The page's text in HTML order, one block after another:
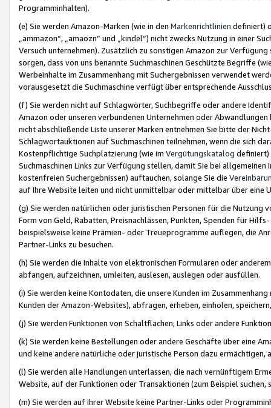
Programminhalten).
(e) Sie werden Amazon-Marken (wie in den Markenrichtlinien definiert)
„ammazon“, „amaozn“ und „kindel“) nicht zwecks Nutzung in einer
Versuch unternehmen). Zusätzlich zu sonstigen Amazon zur
sorgen, dass von uns benannte Suchmaschinen Geschützte Begriffe
Werbeinhalte im Zusammenhang mit Suchergebnissen verwendet
vorausgesetzt die Suchmaschine verfügt über entsprechende
(f) Sie werden nicht auf Schlagwörter, Suchbegriffe oder andere
Amazon oder unseren verbundenen Unternehmen oder
nicht abschließende Liste unserer Marken entnehmen Sie bitte der
Schlagwortauktionen auf Suchmaschinen teilnehmen, wenn die sich
Kostenpflichtige Suchplatzierung (wie im Vergütungskatalog definiert)
Suchmaschinen Links zur Verfügung stellen, damit Sie bei
kostenfreien Suchergebnissen) auftauchen, solange Sie die
auf Ihre Website leiten und nicht unmittelbar oder mittelbar über eine
(g) Sie werden natürlichen oder juristischen Personen für die Nutzung
Form von Geld, Rabatten, Preisnachlässen, Punkten, Spenden für
beispielsweise keine Prämien- oder Treueprogramme auflegen, die
Partner-Links zu besuchen.
(h) Sie werden die Inhalte von elektronischen Formularen oder
abfangen, aufzeichnen, umleiten, auslesen, auslegen oder ausfüllen.
(i) Sie werden keine Kontodaten, die unsere Kunden im
Kunden der Amazon-Websites), abfragen, erheben, einholen,
(j) Sie werden Funktionen von Schaltflächen, Links oder andere
(k) Sie werden keine Bestellungen oder andere Geschäfte über eine
und keine andere natürliche oder juristische Person dazu
(l) Sie werden alle Handlungen unterlassen, die nach vernünftigem
Website, auf der Funktionen oder Transaktionen (zum Beispiel
(m) Sie werden auf Ihrer Website keine Partner-Links oder